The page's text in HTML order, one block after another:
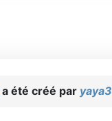
a été créé par